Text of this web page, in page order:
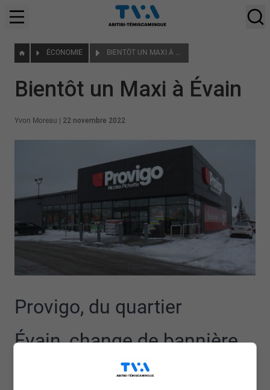
ÉCONOMIE BIENTÔT UN MAXI À ÉVAIN
Bientôt un Maxi à Évain
Yvon Moreau 22 novembre 2022
Provigo, du quartier
Évain, change de bannière
et va devenir un Maxi.